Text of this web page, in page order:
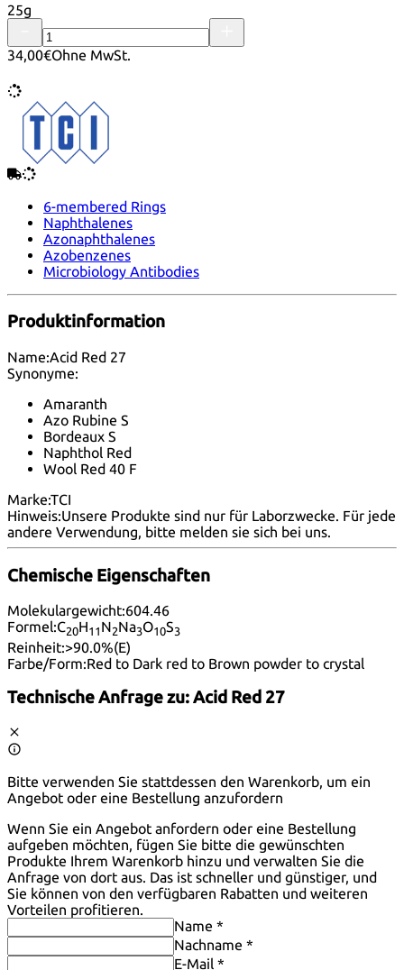
25g
34,00€Ohne MwSt.
6-membered Rings
Naphthalenes
Azonaphthalenes
Azobenzenes
Microbiology Antibodies
Produktinformation
Name:Acid Red 27
Synonyme:
Amaranth
Azo Rubine S
Bordeaux S
Naphthol Red
Wool Red 40 F
Marke:TCI
Hinweis:Unsere Produkte sind nur für Laborzwecke. Für jede
andere Verwendung, bitte melden sie sich bei uns.
Chemische Eigenschaften
Molekulargewicht:604.46
Formel:C20H11 N2Na3O10S3
Reinheit:>90.0%(E)
Farbe/Form:Red to Dark red to Brown powder to crystal
Technische Anfrage zu:Acid Red 27
Bitte verwenden Sie stattdessen den Warenkorb, um ein
Angebot oder eine Bestellung anzufordern
Wenn Sie ein Angebot anfordern oder eine Bestellung
aufgeben möchten, fügen Sie bitte die gewünschten
Produkte Ihrem Warenkorb hinzu und verwalten Sie die
Anfrage von dort aus. Das ist schneller und günstiger, und
Sie können von den verfügbaren Rabatten und weiteren
Vorteilen profitieren.
Name *
Nachname *
E-Mail *